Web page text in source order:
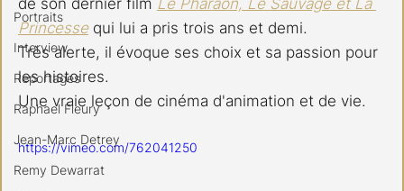
Portraits
Interview
Reportages
Raphael Fleury
Jean-Marc Detrey
Remy Dewarrat
Princesse qui lui a pris trois ans et demi.
Très alerte, il évoque ses choix et sa passion pour
les histoires.
Une vraie leçon de cinéma d'animation et de vie.
https://vimeo.com/762041250